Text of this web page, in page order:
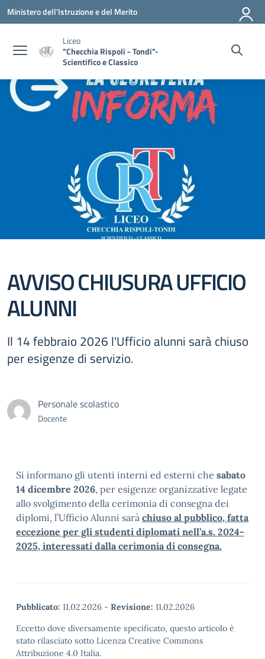
Vai ai contenuti
Vai al menu di navigazione
Vai al footer
Ministero dell'Istruzione e del Merito
Liceo
"Checchia Rispoli - Tondi"-
Scientifico e Classico
AVVISO CHIUSURA UFFICIO
ALUNNI
Il 14 febbraio 2026 l'Ufficio alunni sarà chiuso
per esigenze di servizio.
Personale scolastico
Docente
Si informano gli utenti interni ed esterni che sabato
14 dicembre 2026, per esigenze organizzative legate
allo svolgimento della cerimonia di consegna dei
diplomi, l’Ufficio Alunni sarà chiuso al pubblico, fatta
eccezione per gli studenti diplomati nell’a.s. 2024-
2025, interessati dalla cerimonia di consegna.
Pubblicato: 11.02.2026 - Revisione: 11.02.2026
Eccetto dove diversamente specificato, questo articolo è
stato rilasciato sotto Licenza Creative Commons
Attribuzione 4.0 Italia.